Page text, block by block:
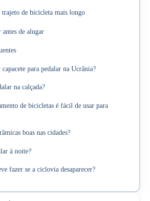
trajeto de bicicleta mais longo
de alugar
para pedalar na Ucrânia?
na calçada?
de bicicletas é fácil de usar para
boas nas cidades?
à noite?
fazer se a ciclovia desaparecer?